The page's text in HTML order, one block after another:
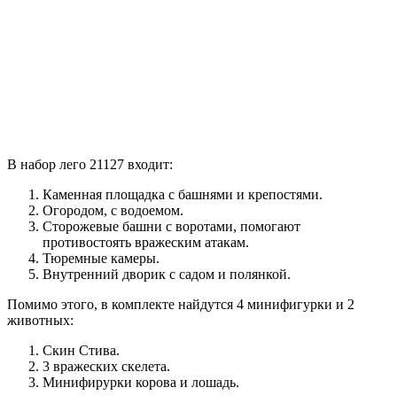
В набор лего 21127 входит:
Каменная площадка с башнями и крепостями.
Огородом, с водоемом.
Сторожевые башни с воротами, помогают
противостоять вражеским атакам.
Тюремные камеры.
Внутренний дворик с садом и полянкой.
Помимо этого, в комплекте найдутся 4 минифигурки и 2
животных:
Скин Стива.
3 вражеских скелета.
Минифирурки корова и лошадь.